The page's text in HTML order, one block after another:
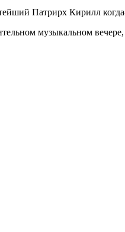
Патрирх Кирилл
музыкальном